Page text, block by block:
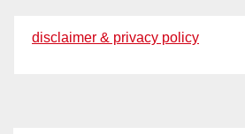
disclaimer & privacy policy